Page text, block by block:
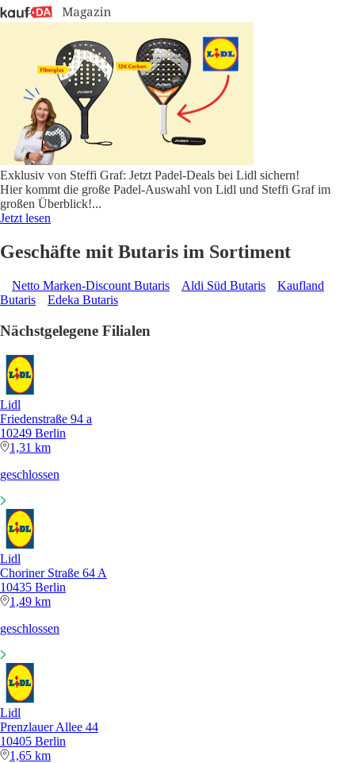
Exklusiv von Steffi Graf: Jetzt Padel-Deals bei Lidl sichern!
Hier kommt die große Padel-Auswahl von Lidl und Steffi Graf im
großen Überblick!...
Jetzt lesen
Geschäfte mit Butaris im Sortiment
Netto Marken-Discount Butaris Aldi Süd Butaris
Kaufland
Butaris
Edeka Butaris
Nächstgelegene Filialen
Lidl
Friedenstraße 94 a
10249 Berlin
1,31 km
geschlossen
Lidl
Choriner Straße 64 A
10435 Berlin
1,49 km
geschlossen
Lidl
Prenzlauer Allee 44
10405 Berlin
1,65 km